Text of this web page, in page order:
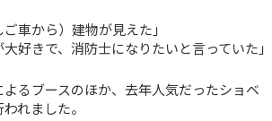
車から）建物が見えた」
大好きで、消防士になりたいと言っていた」
るブースのほか、去年人気だったショベ
れました。